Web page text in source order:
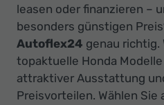
leasen oder finanzieren –
besonders günstigen
Autoflex24 genau richtig.
topaktuelle Honda Modelle
attraktiver Ausstattung
Preisvorteilen. Wählen